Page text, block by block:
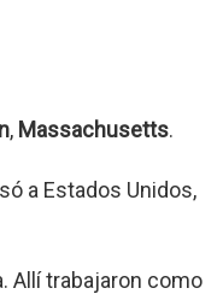
, Massachusetts.
a Estados Unidos,
Allí trabajaron como